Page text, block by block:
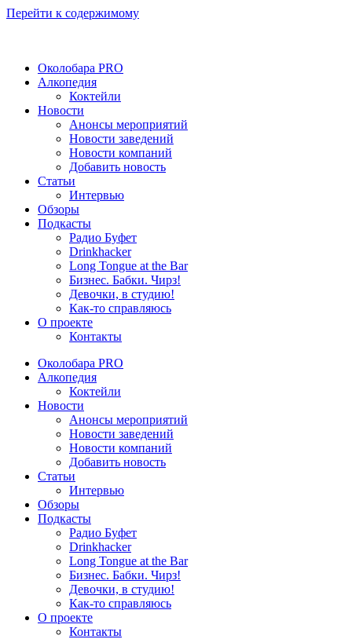
Перейти к содержимому
Околобара PRO
Алкопедия
Коктейли
Новости
Анонсы мероприятий
Новости заведений
Новости компаний
Добавить новость
Статьи
Интервью
Обзоры
Подкасты
Радио Буфет
Drinkhacker
Long Tongue at the Bar
Бизнес. Бабки. Чирз!
Девочки, в студию!
Как-то справляюсь
О проекте
Контакты
Околобара PRO
Алкопедия
Коктейли
Новости
Анонсы мероприятий
Новости заведений
Новости компаний
Добавить новость
Статьи
Интервью
Обзоры
Подкасты
Радио Буфет
Drinkhacker
Long Tongue at the Bar
Бизнес. Бабки. Чирз!
Девочки, в студию!
Как-то справляюсь
О проекте
Контакты